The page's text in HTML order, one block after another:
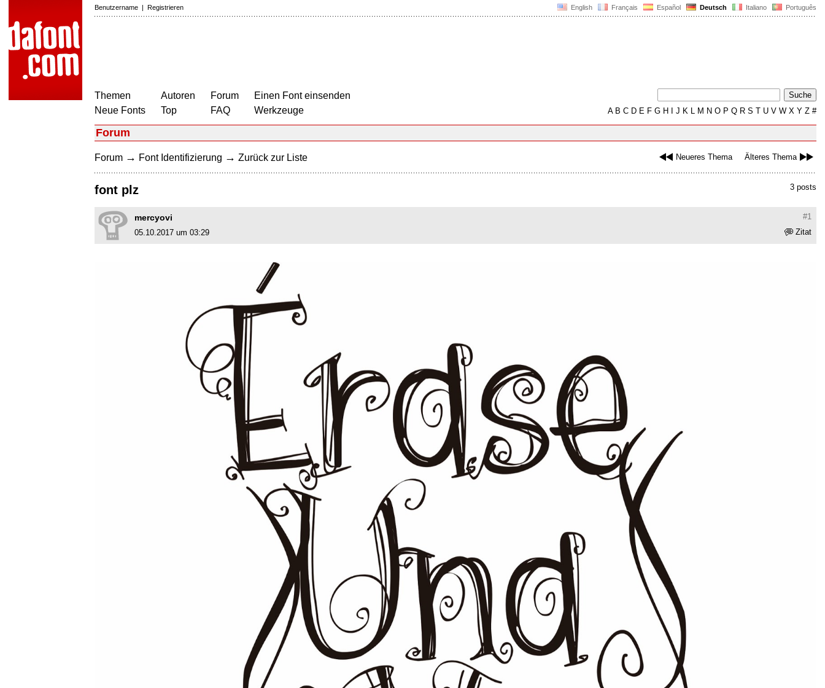
English Français Español Deutsch Italiano Português
Benutzername | Registrieren
Themen
Neue Fonts
Autoren
Top
Forum
FAQ
Einen Font einsenden
Werkzeuge
AB C D E F G H J K L M N O P Q R S T U V W X Y Z #
Forum
Neueres Thema Älteres Thema
Forum → Font Identifizierung → Zurück zur Liste
3 posts
font plz
#1
mercyovi
Zitat
05.10.2017 um 03:29